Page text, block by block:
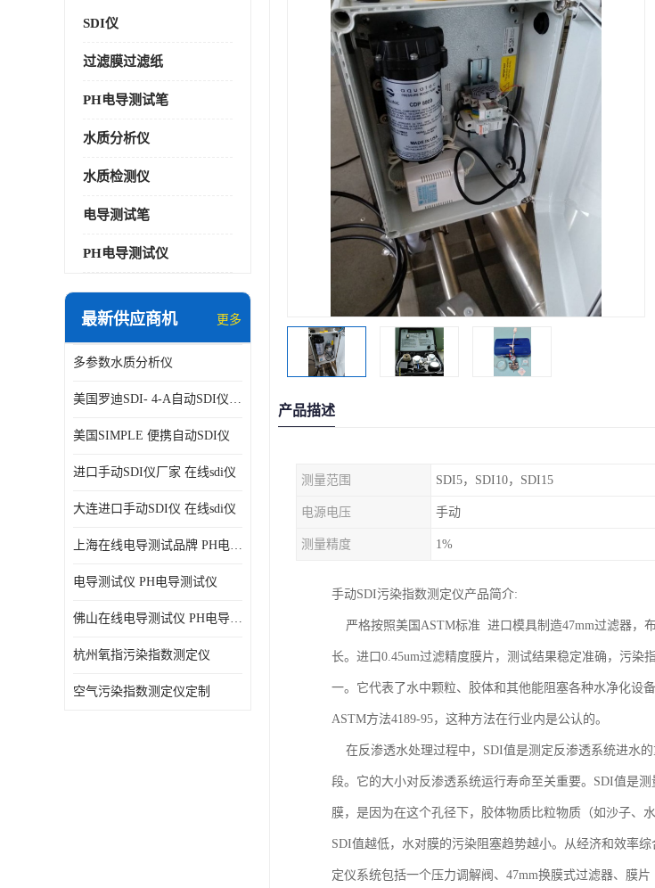
SDI仪
过滤膜过滤纸
PH电导测试笔
水质分析仪
水质检测仪
电导测试笔
PH电导测试仪
最新供应商机 更多
多参数水质分析仪
美国罗迪SDI- 4-A自动SDI仪在线分析仪污染指数仪
美国SIMPLE 便携自动SDI仪
进口手动SDI仪厂家 在线sdi仪
大连进口手动SDI仪 在线sdi仪
上海在线电导测试品牌 PH电导测试仪
电导测试仪 PH电导测试仪
佛山在线电导测试仪 PH电导测试仪
杭州氧指污染指数测定仪
空气污染指数测定仪定制
产品描述
测量范围 SDI5，SDI10，SDI15
电源电压 手动
测量精度 1%
手动SDI污染指数测定仪产品简介:
严格按照美国ASTM标准 进口模具制造47mm过滤器，
长。进口0.45um过滤精度膜片，测试结果稳定准确，污染
一。它代表了水中颗粒、胶体和其他能阻塞各种水净化设
ASTM方法4189-95，这种方法在行业内是公认的。
在反渗透水处理过程中，SDI值是测定反渗透系统进水
段。它的大小对反渗透系统运行寿命至关重要。SDI值是
膜，是因为在这个孔径下，胶体物质比粒物质（如沙子、
SDI值越低，水对膜的污染阻塞趋势越小。从经济和效率
定仪系统包括一个压力调解阀、47mm换膜式过滤器、膜